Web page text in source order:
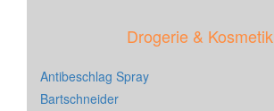
Drogerie & Kosmetik
Antibeschlag Spray
Bartschneider